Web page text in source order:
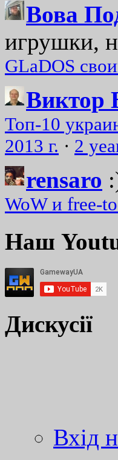
Вова
игрушки,
GLaDOS
Виктор
Топ-10
2013 г. · 2
rensaro
WoW и free-
Наш
Дискусії
Вхід